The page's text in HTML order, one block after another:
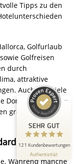
Tipps zu den
Golfurlaub
Golfreisen
durch
attraktive
Auch Fernziele
Dominikanische
großer
Während manche
SEHR GUT
121 Kundenbewertungen
Authentizität
100%
Empfehlungen auf
ProvenExpert.com
85
Bewertungen auf
ProvenExpert.com
Profil werfen
9.6.2026